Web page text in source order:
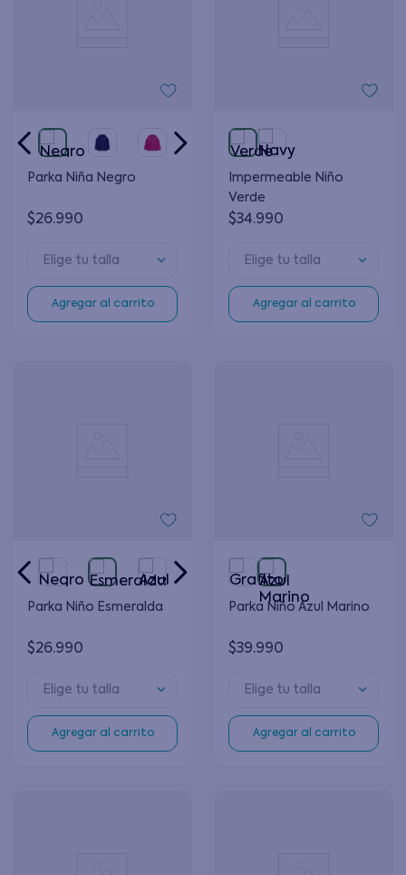
Parka Niña Negro
$26.990
Elige tu talla
Agregar al carrito
Impermeable Niño
Verde
$34.990
Elige tu talla
Agregar al carrito
Parka Niño Esmeralda
$26.990
Elige tu talla
Agregar al carrito
Parka Niño Azul Marino
$39.990
Elige tu talla
Agregar al carrito